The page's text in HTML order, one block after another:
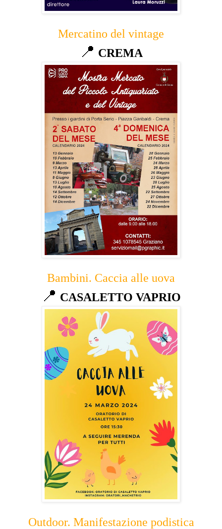
Mercatino del vintage
📍 CREMA
Bambini. Caccia alle uova
📍 CASALETTO VAPRIO
Outdoor. Manifestazione podistica